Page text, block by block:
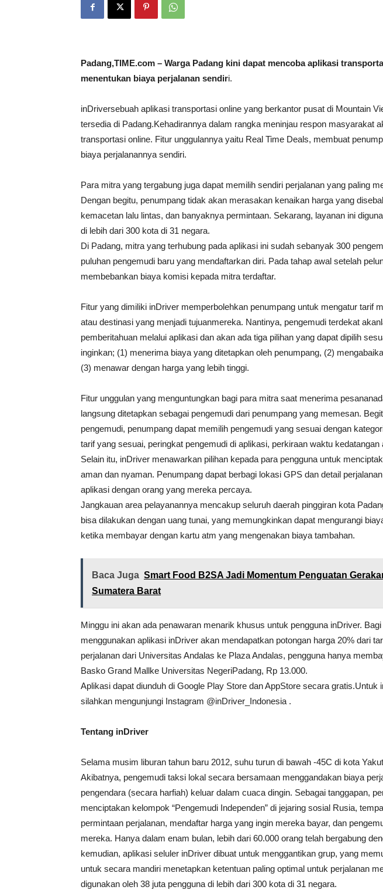
Padang,TIME.com – Warga Padang kini dapat mencoba aplikasi
menentukan biaya perjalanan sendiri.
inDriversebuah aplikasi transportasi online yang berkantor pusat di Mountain
tersedia di Padang.Kehadirannya dalam rangka meninjau respon masyarakat
transportasi online. Fitur unggulannya yaitu Real Time Deals, membuat
biaya perjalanannya sendiri.
Para mitra yang tergabung juga dapat memilih sendiri perjalanan yang paling
Dengan begitu, penumpang tidak akan merasakan kenaikan harga yang
kemacetan lalu lintas, dan banyaknya permintaan. Sekarang, layanan ini
di lebih dari 300 kota di 31 negara.
Di Padang, mitra yang terhubung pada aplikasi ini sudah sebanyak 300
puluhan pengemudi baru yang mendaftarkan diri. Pada tahap awal setelah
membebankan biaya komisi kepada mitra terdaftar.
Fitur yang dimiliki inDriver memperbolehkan penumpang untuk mengatur tarif
atau destinasi yang menjadi tujuanmereka. Nantinya, pengemudi terdekat
pemberitahuan melalui aplikasi dan akan ada tiga pilihan yang dapat dipilih
inginkan; (1) menerima biaya yang ditetapkan oleh penumpang, (2)
(3) menawar dengan harga yang lebih tinggi.
Fitur unggulan yang menguntungkan bagi para mitra saat menerima
langsung ditetapkan sebagai pengemudi dari penumpang yang memesan.
pengemudi, penumpang dapat memilih pengemudi yang sesuai dengan
tarif yang sesuai, peringkat pengemudi di aplikasi, perkiraan waktu kedatangan
Selain itu, inDriver menawarkan pilihan kepada para pengguna untuk
aman dan nyaman. Penumpang dapat berbagi lokasi GPS dan detail
aplikasi dengan orang yang mereka percaya.
Jangkauan area pelayanannya mencakup seluruh daerah pinggiran kota
bisa dilakukan dengan uang tunai, yang memungkinkan dapat mengurangi
ketika membayar dengan kartu atm yang mengenakan biaya tambahan.
Baca Juga Smart Food B2SA Jadi Momentum Penguatan
Sumatera Barat
Minggu ini akan ada penawaran menarik khusus untuk pengguna inDriver.
menggunakan aplikasi inDriver akan mendapatkan potongan harga 20% dari
perjalanan dari Universitas Andalas ke Plaza Andalas, pengguna hanya
Basko Grand Mallke Universitas NegeriPadang, Rp 13.000.
Aplikasi dapat diunduh di Google Play Store dan AppStore secara gratis.Untuk
silahkan mengunjungi Instagram @inDriver_Indonesia .
Tentang inDriver
Selama musim liburan tahun baru 2012, suhu turun di bawah -45C di kota
Akibatnya, pengemudi taksi lokal secara bersamaan menggandakan biaya
pengendara (secara harfiah) keluar dalam cuaca dingin. Sebagai tanggapan,
menciptakan kelompok “Pengemudi Independen” di jejaring sosial Rusia,
permintaan perjalanan, mendaftar harga yang ingin mereka bayar, dan
mereka. Hanya dalam enam bulan, lebih dari 60.000 orang telah bergabung
kemudian, aplikasi seluler inDriver dibuat untuk menggantikan grup, yang
untuk secara mandiri menetapkan ketentuan paling optimal untuk perjalanan
digunakan oleh 38 juta pengguna di lebih dari 300 kota di 31 negara.